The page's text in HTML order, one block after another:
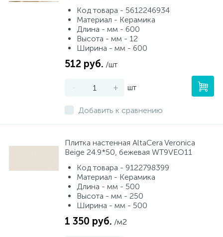
Код товара - 5612246934
Материал - Керамика
Длина - мм - 600
Высота - мм - 12
Ширина - мм - 600
512 руб. /шт
- + шт
Добавить к сравнению
Плитка настенная AltaCera Veronica
Beige 24.9*50, бежевая WT9VEO11
Код товара - 9122798399
Материал - Керамика
Длина - мм - 500
Высота - мм - 250
Ширина - мм - 500
1 350 руб. /м2